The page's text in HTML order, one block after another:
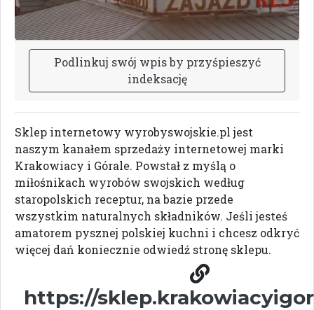
Podlinkuj swój wpisby przyśpieszyć
indeksację
Sklep internetowy wyrobyswojskie.pl jest
naszym kanałem sprzedaży internetowej marki
Krakowiacy i Górale. Powstał z myślą o
miłośnikach wyrobów swojskich według
staropolskich receptur, na bazie przede
wszystkim naturalnych składników. Jeśli jesteś
amatorem pysznej polskiej kuchni i chcesz odkryć
więcej dań koniecznie odwiedź stronę sklepu.
https://